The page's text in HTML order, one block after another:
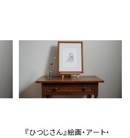
『ひつじさん』絵画・アート・